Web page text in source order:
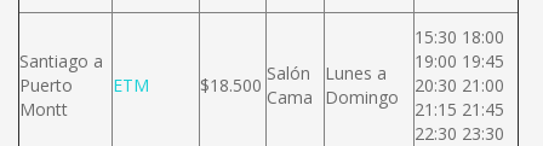
Santiago a
Puerto
Montt
ETM $18.500
Salón
Cama
Lunes a
Domingo
15:30 18:00
19:00 19:45
20:30 21:00
21:15 21:45
22:30 23:30